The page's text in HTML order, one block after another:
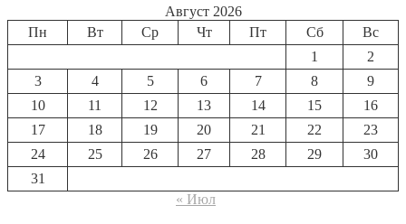
Август 2026
Пн
Вт Ср Чт Пт Сб
Вс
1
2
3
4 5 6 7 8
9
10
11 12 13 14 15
16
17
18 19 20 21 22
23
24
25 26 27 28 29
30
31
« Июл